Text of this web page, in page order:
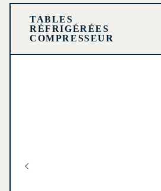
TABLES
RÉFRIGÉRÉES
COMPRESSEUR